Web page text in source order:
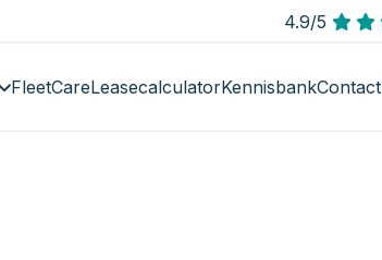
4.9/5
FleetCareLeasecalculatorKennisbankContact